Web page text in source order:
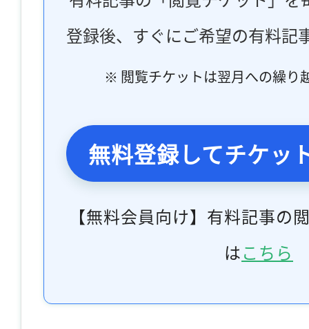
登録後、すぐにご希望の有料記
※ 閲覧チケットは翌月への繰り
無料登録してチケッ
【無料会員向け】有料記事の
はこちら